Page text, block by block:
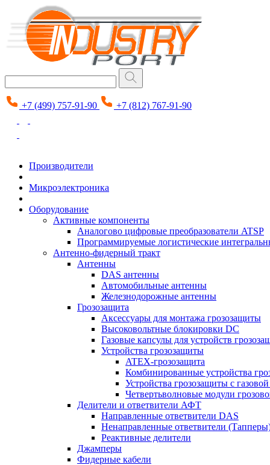
+7 (499) 757-91-90 +7 (812) 767-91-90
Производители
Микроэлектроника
Оборудование
Активные компоненты
Аналогово цифровые преобразователи ATSP
Программируемые логистические
Антенно-фидерный тракт
Антенны
DAS антенны
Автомобильные антенны
Железнодорожные антенны
Грозозащита
Аксессуары для монтажа грозозащиты
Высоковольтные блокировки DC
Газовые капсулы для устройств
Устройства грозозащиты
ATEX-грозозащита
Комбинированные устройства
Устройства грозозащиты с
Четвертьволновые модули
Делители и ответвители АФТ
Направленные ответвители DAS
Ненаправленные ответвители
Реактивные делители
Джамперы
Фидерные кабели